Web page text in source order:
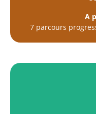
A
7 parcours